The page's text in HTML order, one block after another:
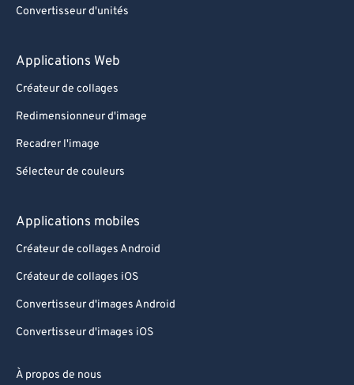
Convertisseur d'unités
Applications Web
Créateur de collages
Redimensionneur d'image
Recadrer l'image
Sélecteur de couleurs
Applications mobiles
Créateur de collages Android
Créateur de collages iOS
Convertisseur d'images Android
Convertisseur d'images iOS
À propos de nous